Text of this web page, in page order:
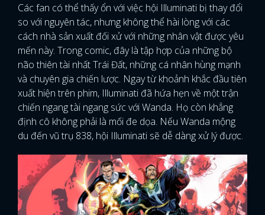
Các fan có thể thấy ổn với việc hội Illuminati bị thay đổi
so với nguyên tác, nhưng không thể hài lòng với các
cách nhà sản xuất đối xử với những nhân vật được yêu
mến này. Trong comic, đây là tập hợp của những bộ
não thiên tài nhất Trái Đất, những cá nhân hùng mạnh
và chuyên gia chiến lược. Ngay từ khoảnh khắc đầu tiên
xuất hiện trên phim, Illuminati đã hứa hẹn về một trận
chiến ngang tài ngang sức với Wanda. Họ còn khẳng
định cô không phải là mối đe dọa. Nếu Wanda mộng
du đến vũ trụ 838, hội Illuminati sẽ dễ dàng xử lý được.